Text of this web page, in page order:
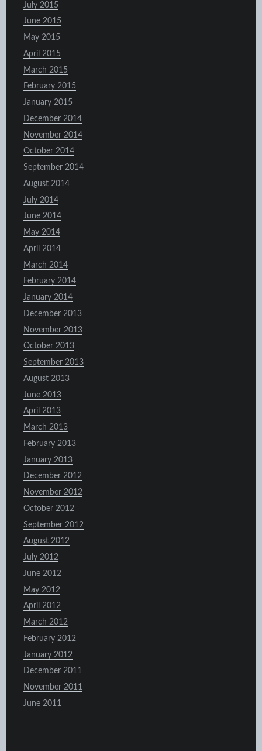
July 2015
June 2015
May 2015
April 2015
March 2015
February 2015
January 2015
December 2014
November 2014
October 2014
September 2014
August 2014
July 2014
June 2014
May 2014
April 2014
March 2014
February 2014
January 2014
December 2013
November 2013
October 2013
September 2013
August 2013
June 2013
April 2013
March 2013
February 2013
January 2013
December 2012
November 2012
October 2012
September 2012
August 2012
July 2012
June 2012
May 2012
April 2012
March 2012
February 2012
January 2012
December 2011
November 2011
June 2011